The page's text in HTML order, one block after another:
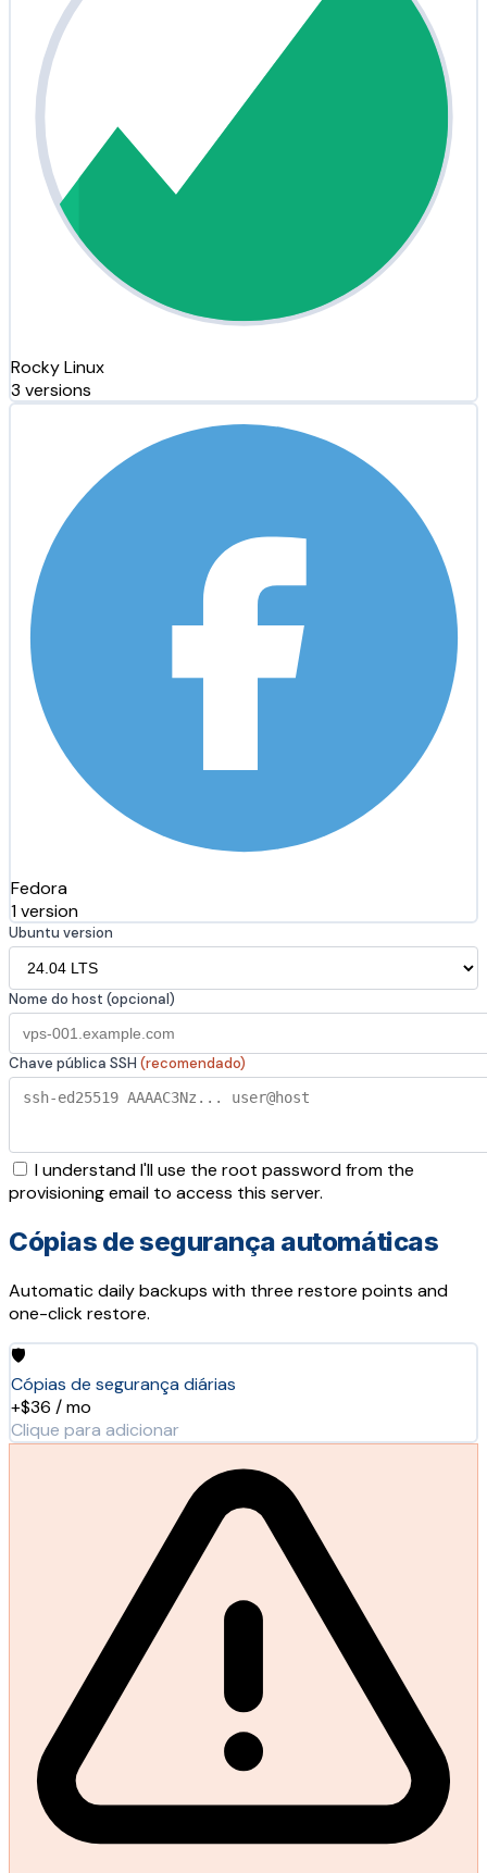
Rocky Linux
3 versions
Fedora
1 version
Ubuntu version
Nome do host (opcional)
Chave pública SSH (recomendado)
I understand I'll use the root password from the
provisioning email to access this server.
Cópias de segurança automáticas
Automatic daily backups with three restore points and
one-click restore.
🛡️
Cópias de segurança diárias
+$36 / mo
Clique para adicionar